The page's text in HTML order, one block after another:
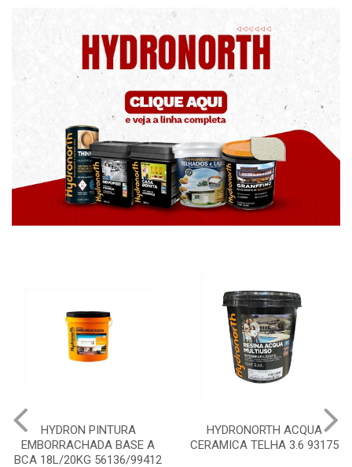
HYDRONORTH ACQUA
CERAMICA TELHA 3.6 93175
HYDRONORTH GRANFFINO
PEDRAS MARROCOS 20KG